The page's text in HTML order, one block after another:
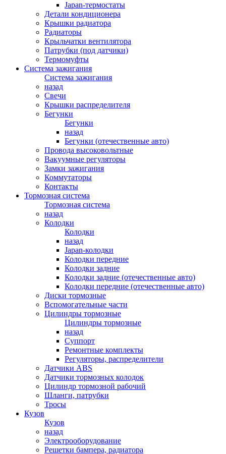
Japan-термостаты
Детали кондиционера
Крышки радиатора
Радиаторы
Крыльчатки вентилятора
Патрубки (под датчики)
Термомуфты
Система зажигания
Система зажигания
назад
Свечи
Крышки распределителя
Бегунки
Бегунки
назад
Бегунки (отечественные авто)
Провода высоковольтные
Вакуумные регуляторы
Замки зажигания
Коммутаторы
Контакты
Тормозная система
Тормозная система
назад
Колодки
Колодки
назад
Japan-колодки
Колодки передние
Колодки задние
Колодки задние (отечественные авто)
Колодки передние (отечественные авто)
Диски тормозные
Вспомогательные части
Цилиндры тормозные
Цилиндры тормозные
назад
Суппорт
Ремонтные комплекты
Регуляторы, распределители
Датчики ABS
Датчики тормозных колодок
Цилиндр тормозной рабочий
Шланги, патрубки
Тросы
Кузов
Кузов
назад
Электрооборудование
Решетки бампера, радиатора